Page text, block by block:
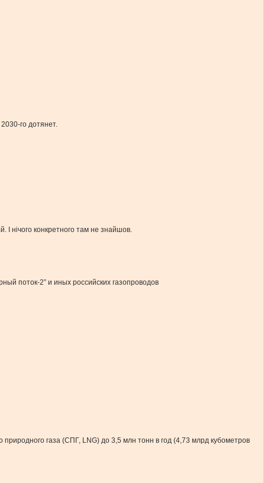
го дотянет.
І нічого конкретного там не знайшов.
поток-2” и иных российских газопроводов
газа (СПГ, LNG) до 3,5 млн тонн в год (4,73 млрд кубометров